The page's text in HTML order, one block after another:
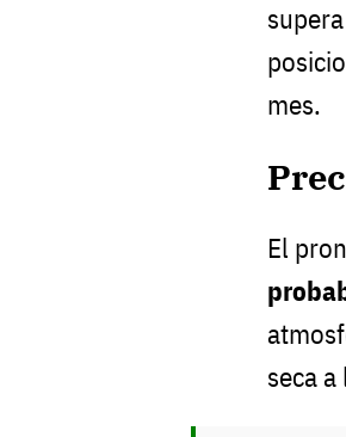
mes.
El
seca